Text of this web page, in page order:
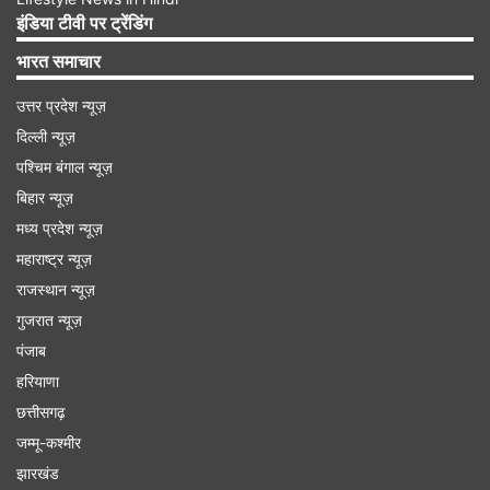
अमेरिका ने अंतर्राष्ट्रीय कानून का स्पष्ट और घोर उल्लंघन
किया
इरावानी ने इजरायल के प्रधानमंत्री बेंजामिन नेतन्याहू पर
अमेरिकी राष्ट्रपति डोनाल्ड ट्रंप को पश्चिम का "घटिया
काम" करने और अमेरिकी विदेश नीति को हाईजैक करने में
सफल होने का आरोप लगाया, जिससे संयुक्त राज्य अमेरिका
एक और महंगे और निराधार युद्ध में फंस गया है।" उन्होंने ईरान
इंडिया टीवी पर ट्रेंडिंग
भारत समाचार
उत्तर प्रदेश न्यूज़
दिल्ली न्यूज़
पश्चिम बंगाल न्यूज़
बिहार न्यूज़
मध्य प्रदेश न्यूज़
महाराष्ट्र न्यूज़
राजस्थान न्यूज़
गुजरात न्यूज़
पंजाब
हरियाणा
छत्तीसगढ़
जम्मू-कश्मीर
झारखंड